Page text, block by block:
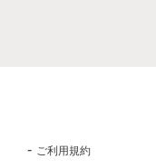
ご利用規約